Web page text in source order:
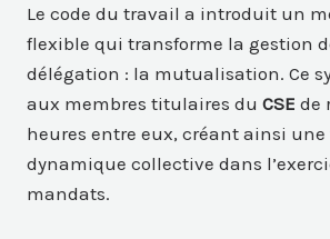
Le code du travail a introduit un
flexible qui transforme la gestion
délégation : la mutualisation. Ce
aux membres titulaires duCSE de
heures entre eux, créant ainsi
dynamique collective dans
mandats.